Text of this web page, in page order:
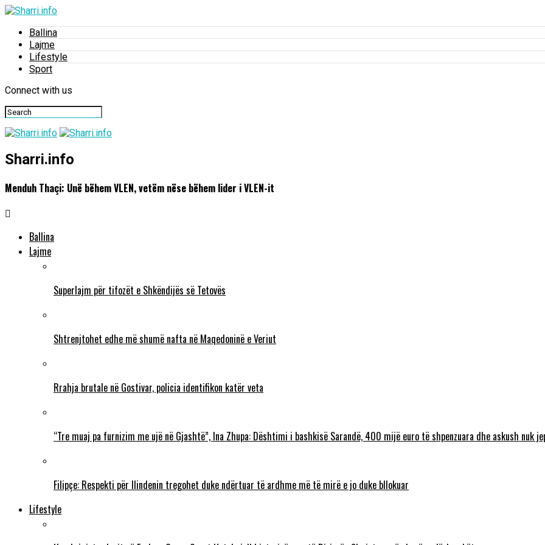
Ballina
Lajme
Lifestyle
Sport
Connect with us
Sharri.info
Menduh Thaçi: Unë bëhem VLEN, vetëm nëse bëhem lider i VLEN-it
Ballina
Lajme
Superlajm për tifozët e Shkëndijës së Tetovës
Shtrenjtohet edhe më shumë nafta në Maqedoninë e Veriut
Rrahja brutale në Gostivar, policia identifikon katër veta
“Tre muaj pa furnizim me ujë në Gjashtë”, Ina Zhupa: Dështimi i bashkisë Sarandë, 400 mijë euro të shpenzuara dhe askush nuk
Filipçe: Respekti për Ilindenin tregohet duke ndërtuar të ardhme më të mirë e jo duke bllokuar
Lifestyle